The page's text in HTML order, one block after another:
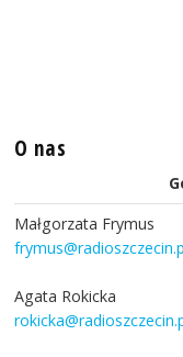
O nas
Małgorzata Frymus
Agata Rokicka